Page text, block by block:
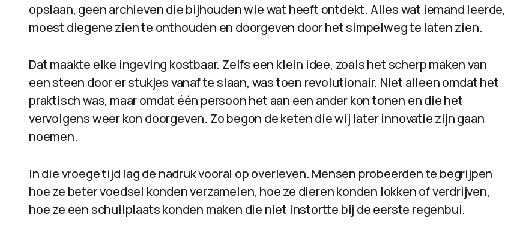
opslaan, geen archieven die bijhouden wie wat heeft ontdekt. Alles wat iemand leerde,
moest diegene zien te onthouden en doorgeven door het simpelweg te laten zien.
Dat maakte elke ingeving kostbaar. Zelfs een klein idee, zoals het scherp maken van
een steen door er stukjes vanaf te slaan, was toen revolutionair. Niet alleen omdat het
praktisch was, maar omdat één persoon het aan een ander kon tonen en die het
vervolgens weer kon doorgeven. Zo begon de keten die wij later innovatie zijn gaan
noemen.
In die vroege tijd lag de nadruk vooral op overleven. Mensen probeerden te begrijpen
hoe ze beter voedsel konden verzamelen, hoe ze dieren konden lokken of verdrijven,
hoe ze een schuilplaats konden maken die niet instortte bij de eerste regenbui.